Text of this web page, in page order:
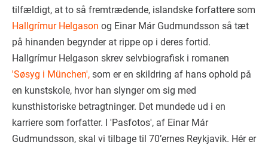
tilfældigt, at to så fremtrædende, islandske forfattere som
Hallgrímur Helgason og Einar Már Gudmundsson så tæt
på hinanden begynder at rippe op i deres fortid.
Hallgrímur Helgason skrev selvbiografisk i romanen
'Søsyg i München', som er en skildring af hans ophold på
en kunstskole, hvor han slynger om sig med
kunsthistoriske betragtninger. Det mundede ud i en
karriere som forfatter. I 'Pasfotos', af Einar Már
Gudmundsson, skal vi tilbage til 70’ernes Reykjavik. Hér er